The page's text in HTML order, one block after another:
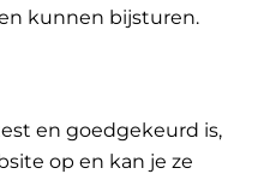
kunnen bijsturen.
en goedgekeurd is,
op en kan je ze